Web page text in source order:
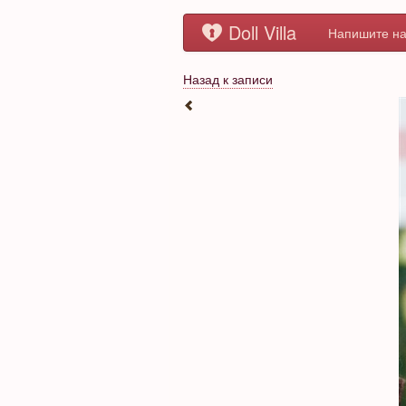
Doll Villa Напишите
Назад к записи